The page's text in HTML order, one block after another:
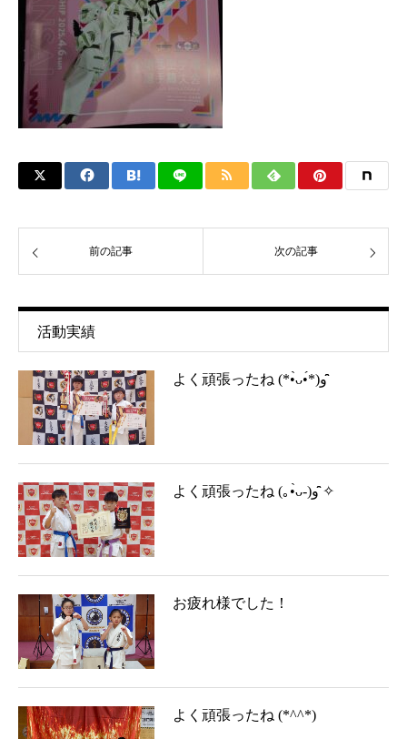
前の記事 次の記事
活動実績
よく頑張ったね (*•̀ᴗ•́*)و ̑̑
よく頑張ったね (｡•̀ᴗ-)و ̑̑✧
お疲れ様でした！
よく頑張ったね (*^^*)